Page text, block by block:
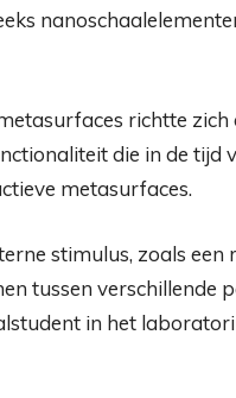
richtte
die in de
metasurfaces.
stimulus, zoals
tussen verschillende
in het